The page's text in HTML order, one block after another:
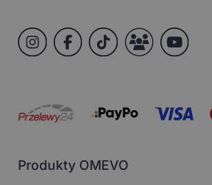
Produkty OMEVO